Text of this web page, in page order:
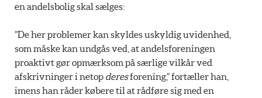
en andelsbolig skal sælges:
”De her problemer kan skyldes uskyldig uvidenhed,
som måske kan undgås ved, at andelsforeningen
proaktivt gør opmærksom på særlige vilkår ved
afskrivninger i netop deresforening,” fortæller han,
imens han råder købere til at rådføre sig med en